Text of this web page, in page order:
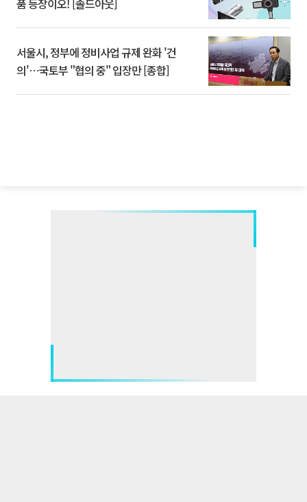
품 등장이오! [솔드아웃]
서울시, 정부에 정비사업 규제 완화 '건
의'⋯국토부 "협의 중" 입장만 [종합]